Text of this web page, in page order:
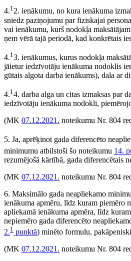
4.12. ienākumu, no kura ienākuma
sniedz paziņojumu par fiziskajai
vai ienākumu, kurš nodokļa
ņem vērā tajā periodā, kad konkrētais
4.1 3. ienākumus, kurus nodokļa
jāietur iedzīvotāju ienākuma nodoklis
gūtais algota darba ienākums), dala ar
4.1 4. darba alga un citas izmaksas par
iedzīvotāju ienākuma nodokli,
(MK 07.12.2021. noteikumu Nr. 804
5. Ja, aprēķinot gada diferencēto
minimumu atbilstoši šo noteikumu 14.
rezumējošā kārtībā, gada diferencētais
(MK 07.12.2021. noteikumu Nr. 804
6. Maksimālo gada neapliekamo
ienākuma apmēru, līdz kuram piemēro
apliekamā ienākuma apmēra, līdz
nepiemēro gada diferencēto
2.1 punktā) minēto formulu,
(MK 07.12.2021. noteikumu Nr. 804